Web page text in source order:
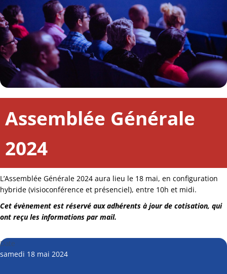
Assemblée Générale
2024
L’Assemblée Générale 2024 aura lieu le 18 mai, en configuration
hybride (visioconférence et présenciel), entre 10h et midi.
Cet évènement est réservé aux adhérents à jour de cotisation, qui
ont reçu les informations par mail.
Date
samedi 18 mai 2024